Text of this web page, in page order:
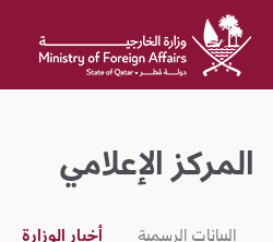
Skip to Main Content
المركز الإعلامي
البيانات الرسمية أخبار الوزارة